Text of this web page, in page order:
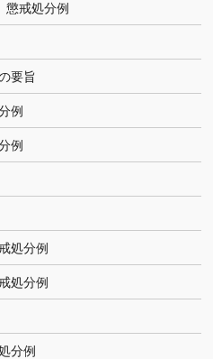
懲戒処分例
要旨
例
例
処分例
処分例
分例